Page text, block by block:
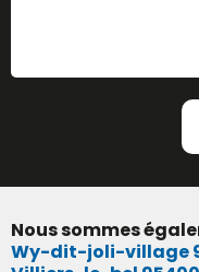
Nous sommes
Wy-dit-joli-village